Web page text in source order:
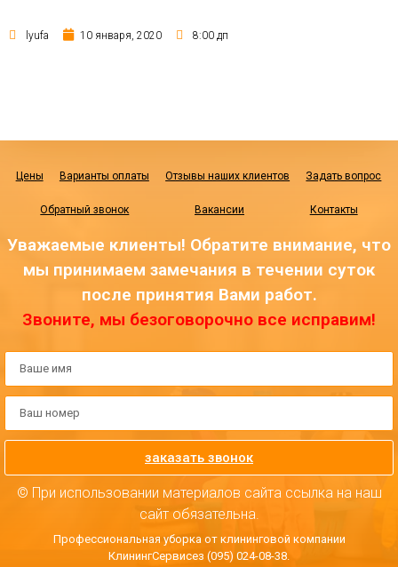
lyufa 10 января, 2020 8:00 дп
Цены Варианты оплаты Отзывы наших клиентов Задать вопрос
Обратный звонок Вакансии Контакты
Уважаемые клиенты! Обратите внимание, что
мы принимаем замечания в течении суток
после принятия Вами работ.
Звоните, мы безоговорочно все исправим!
заказать звонок
© При использовании материалов сайта ссылка на наш
сайт обязательна.
Профессиональная уборка от клининговой компании
КлинингСервисез (095) 024-08-38.